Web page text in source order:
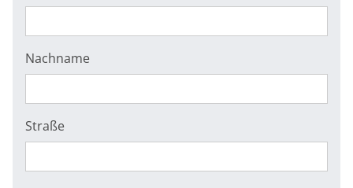
Nachname
Straße